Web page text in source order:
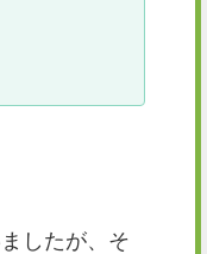
したが、そ